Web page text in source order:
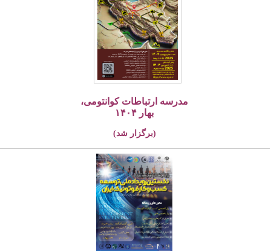
مدرسه ارتباطات کوانتومی،
بهار ۱۴۰۴
(برگزار شد)